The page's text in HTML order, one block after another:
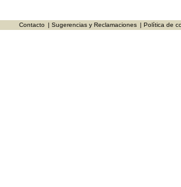
| Política de
| Sugerencias y Reclamaciones
Contacto